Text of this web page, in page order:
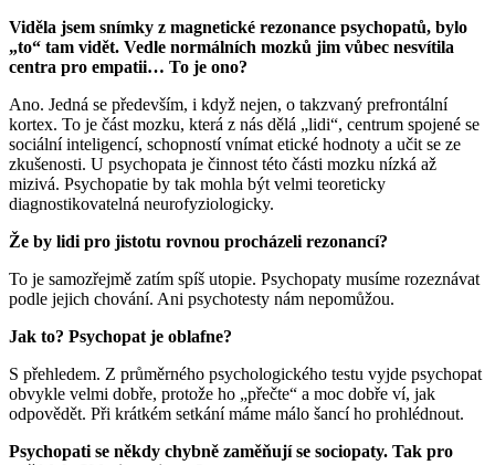
Viděla jsem snímky z magnetické rezonance psychopatů, bylo
„to“ tam vidět. Vedle normálních mozků jim vůbec nesvítila
centra pro empatii… To je ono?
Ano. Jedná se především, i když nejen, o takzvaný prefrontální
kortex. To je část mozku, která z nás dělá „lidi“, centrum spojené se
sociální inteligencí, schopností vnímat etické hodnoty a učit se ze
zkušenosti. U psychopata je činnost této části mozku nízká až
mizivá. Psychopatie by tak mohla být velmi teoreticky
diagnostikovatelná neurofyziologicky.
Že by lidi pro jistotu rovnou procházeli rezonancí?
To je samozřejmě zatím spíš utopie. Psychopaty musíme rozeznávat
podle jejich chování. Ani psychotesty nám nepomůžou.
Jak to? Psychopat je oblafne?
S přehledem. Z průměrného psychologického testu vyjde psychopat
obvykle velmi dobře, protože ho „přečte“ a moc dobře ví, jak
odpovědět. Při krátkém setkání máme málo šancí ho prohlédnout.
Psychopati se někdy chybně zaměňují se sociopaty. Tak pro